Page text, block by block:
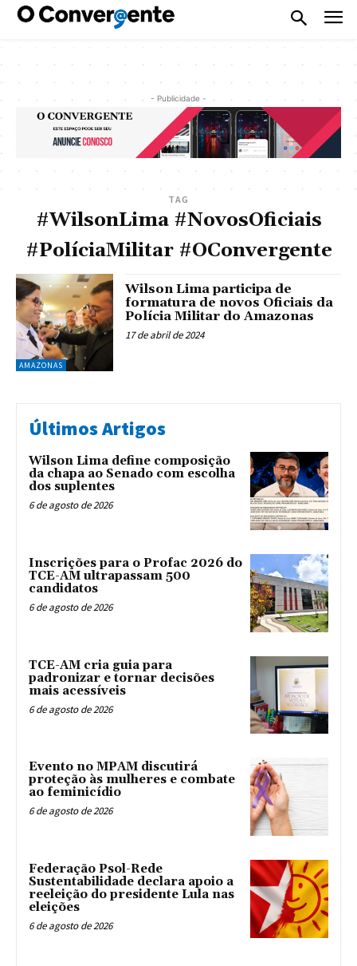
- Publicidade -
TAG
#WilsonLima #NovosOficiais
#PolíciaMilitar #OConvergente
AMAZONAS
Wilson Lima participa de
formatura de novos Oficiais da
Polícia Militar do Amazonas
17 de abril de 2024
Últimos Artigos
Wilson Lima define composição
da chapa ao Senado com escolha
dos suplentes
6 de agosto de 2026
Inscrições para o Profac 2026 do
TCE-AM ultrapassam 500
candidatos
6 de agosto de 2026
TCE-AM cria guia para
padronizar e tornar decisões
mais acessíveis
6 de agosto de 2026
Evento no MPAM discutirá
proteção às mulheres e combate
ao feminicídio
6 de agosto de 2026
Federação Psol-Rede
Sustentabilidade declara apoio a
reeleição do presidente Lula nas
eleições
6 de agosto de 2026